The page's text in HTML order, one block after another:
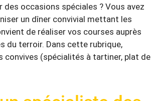
occasions spéciales ? Vous avez
un dîner convivial mettant les
de réaliser vos courses auprès
du terroir. Dans cette rubrique,
convives (spécialités à tartiner, plat de